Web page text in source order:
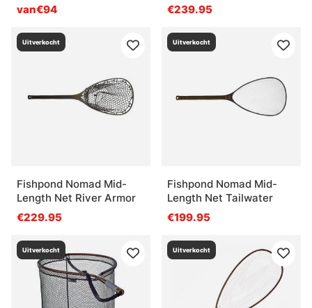
van€94 €239.95
Uitverkocht
Fishpond Nomad Mid-
Length Net River Armor
€229.95
Uitverkocht
Fishpond Nomad Mid-
Length Net Tailwater
€199.95
Uitverkocht Uitverkocht